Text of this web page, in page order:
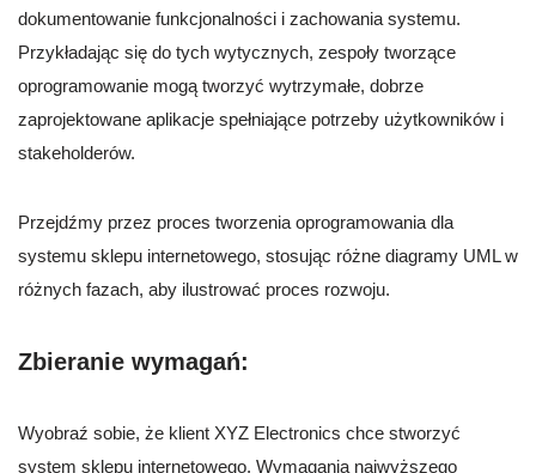
dokumentowanie funkcjonalności i zachowania systemu.
Przykładając się do tych wytycznych, zespoły tworzące
oprogramowanie mogą tworzyć wytrzymałe, dobrze
zaprojektowane aplikacje spełniające potrzeby użytkowników i
stakeholderów.
Przejdźmy przez proces tworzenia oprogramowania dla
systemu sklepu internetowego, stosując różne diagramy UML w
różnych fazach, aby ilustrować proces rozwoju.
Zbieranie wymagań:
Wyobraź sobie, że klient XYZ Electronics chce stworzyć
system sklepu internetowego. Wymagania najwyższego